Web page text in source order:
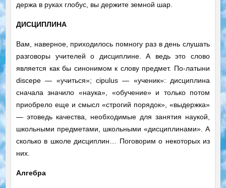
держа в руках глобус, вы держите земной шар.
ДИСЦИПЛИНА
Вам, наверное, приходилось помногу раз в день слушать
разговоры учителей о дисциплине. А ведь это слово
является как бы синонимом к слову предмет. По-латыни
discepe — «учиться»; cipulus — «ученик»: дисциплина
сначала значило «наука», «обучение» и только потом
приобрело еще и смысл «строгий порядок», «выдержка»
— этоведь качества, необходимые для занятия наукой,
школьными предметами, школьными «дисциплинами». А
сколько в школе дисциплин… Поговорим о некоторых из
них.
Алгебра